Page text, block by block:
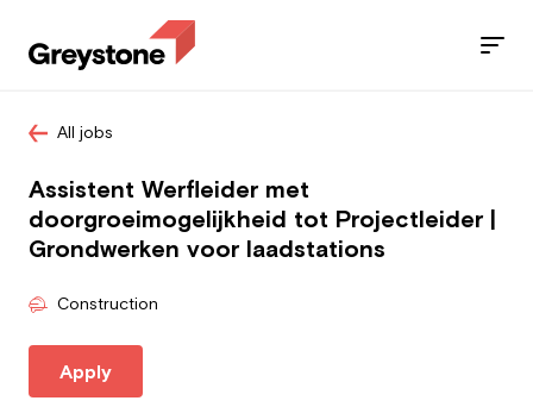
Jobs
Services
Sectors
Contact
All jobs
Assistent Werfleider met
doorgroeimogelijkheid tot Projectleider |
Grondwerken voor laadstations
Construction
Apply